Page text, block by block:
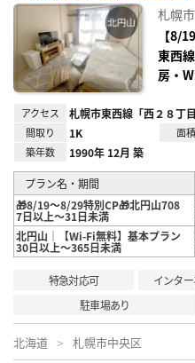
札幌
【8/
東西
房・
アクセス 札幌市東西線「西２８丁
間取り 1K 面積
築年数 1990年 12月 築
プラン名・期間
🎁8/19～8/29特別CP🎁北円山708
7日以上～31日未満
北円山｜【Wi-Fi無料】基本プラン
30日以上～365日未満
特急対応可 インタ
駐車場あり
北海道 札幌市中央区